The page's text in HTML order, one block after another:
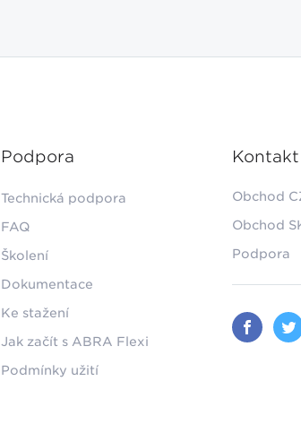
Podpora
Technická podpora
FAQ
Školení
Dokumentace
Ke stažení
Jak začít s ABRA Flexi
Podmínky užití
Kontakt
Obchod
Obchod
Podpora